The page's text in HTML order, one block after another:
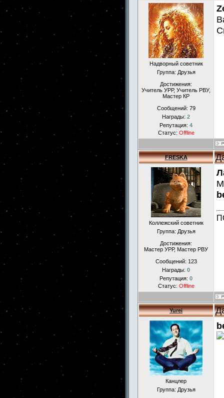
Надворный советник
Группа: Друзья
Достижения:
Учитель УРР, Учитель РВУ,
Мастер КР
Сообщений: 79
Награды: 2
Репутация: 4
Статус: Offline
FRESKA
Коллежский советник
Группа: Друзья
Достижения:
Мастер УРР, Мастер РВУ
Сообщений: 123
Награды: 0
Репутация: 0
Статус: Offline
Yurei
Канцлер
Группа: Друзья